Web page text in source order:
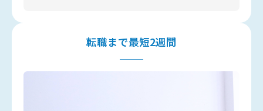
転職まで最短2週間